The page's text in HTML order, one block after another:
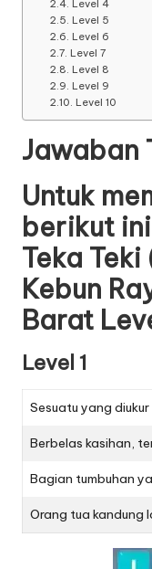
Level 4
Level 5
Level 6
Level 7
Level 8
Level 9
Level 10
Jawaban
Untuk
berikut
Teka
Kebun
Barat
Level 1
Sesuatu yang
Berbelas kasihan,
Bagian tumbuhan
Orang tua kandung